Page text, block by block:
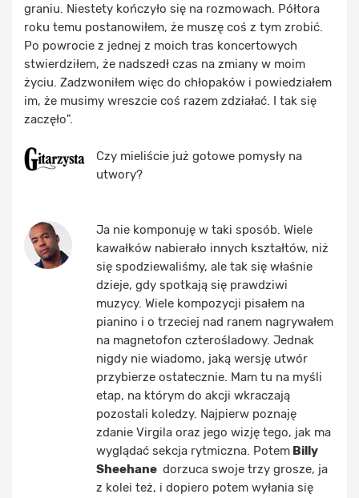
graniu. Niestety kończyło się na rozmowach. Półtora
roku temu postanowiłem, że muszę coś z tym zrobić.
Po powrocie z jednej z moich tras koncertowych
stwierdziłem, że nadszedł czas na zmiany w moim
życiu. Zadzwoniłem więc do chłopaków i powiedziałem
im, że musimy wreszcie coś razem zdziałać. I tak się
zaczęło".
Czy mieliście już gotowe pomysły na
utwory?
Ja nie komponuję w taki sposób. Wiele
kawałków nabierało innych kształtów, niż
się spodziewaliśmy, ale tak się właśnie
dzieje, gdy spotkają się prawdziwi
muzycy. Wiele kompozycji pisałem na
pianino i o trzeciej nad ranem nagrywałem
na magnetofon czterośladowy. Jednak
nigdy nie wiadomo, jaką wersję utwór
przybierze ostatecznie. Mam tu na myśli
etap, na którym do akcji wkraczają
pozostali koledzy. Najpierw poznaję
zdanie Virgila oraz jego wizję tego, jak ma
wyglądać sekcja rytmiczna. Potem Billy
Sheehane dorzuca swoje trzy grosze, ja
z kolei też, i dopiero potem wyłania się